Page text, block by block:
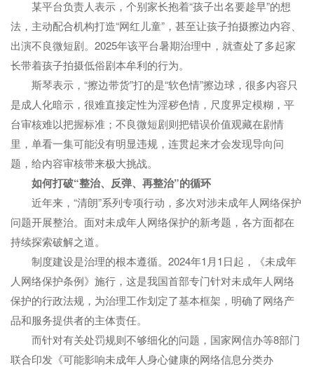
某平台负责人表示，个别家长抱着“孩子出名要趁早”的想
法，主动配合机构打造“网红儿童”，甚至让孩子拍摄擦边内容、
出演不良微短剧。2025年该平台暑期治理中，就查处了多起家
长带着孩子拍摄低俗剧本牟利的行为。
斯琴表示，“擦边带货”打的是“软色情”擦边球，很多内容只
是成人化暗示，很难直接定性为淫秽色情，尺度界定模糊，平
台审核难以把握标准；不良微短剧则把错误价值观藏在剧情
里，单看一集可能没有明显违规，连贯起来才会发现导向问
题，给内容审核带来极大挑战。
如何打破“整治、反弹、再整治”的循环
近年来，“清朗”系列专项行动，多次对涉未成年人网络保护
问题开展整治。面对未成年人网络保护的新考题，各方面都在
持续探索破解之道。
制度建设是治理的根本遵循。2024年1月1日起，《未成年
人网络保护条例》施行，这是我国首部专门针对未成年人网络
保护的行政法规，为治理工作划定了基本框架，明确了网络产
品和服务提供者的主体责任。
而针对有关处罚规则不够细化的问题，国家网信办等8部门
联合印发《可能影响未成年人身心健康的网络信息分类办